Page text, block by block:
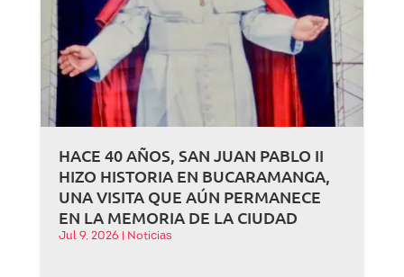
HACE 40 AÑOS, SAN JUAN PABLO II
HIZO HISTORIA EN BUCARAMANGA,
UNA VISITA QUE AÚN PERMANECE
EN LA MEMORIA DE LA CIUDAD
Jul 9, 2026 Noticias